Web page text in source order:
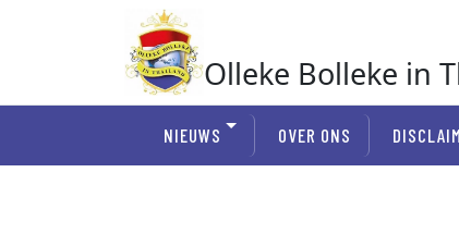
Olleke Bolleke in
NIEUWS OVER ONS